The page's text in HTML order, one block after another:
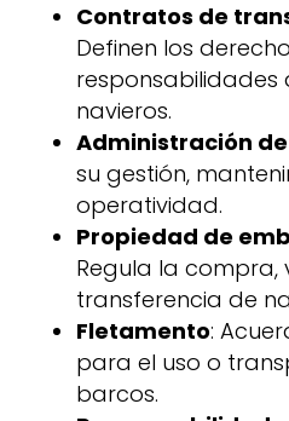
Contratos de
Definen los
navieros.
Administración
su gestión,
operatividad.
Propiedad de
Regula la compra,
transferencia de
Fletamento:
para el uso o
barcos.